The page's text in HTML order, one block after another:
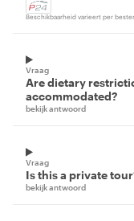
Beschikbaarheid varieert per
Vraag
Are dietary
accommodated?
bekijk antwoord
Vraag
Is this a private
bekijk antwoord